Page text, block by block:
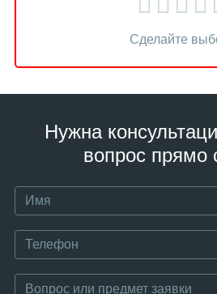
Сделайте
Нужна
вопрос прямо